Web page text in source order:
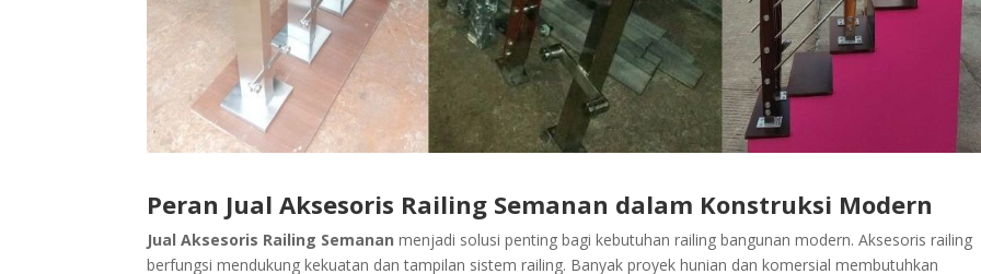
Peran Jual Aksesoris Railing Semanan dalam Konstruksi Modern
Jual Aksesoris Railing Semanan menjadi solusi penting bagi kebutuhan railing bangunan modern. Aksesoris railing
berfungsi mendukung kekuatan dan tampilan sistem railing. Banyak proyek hunian dan komersial membutuhkan